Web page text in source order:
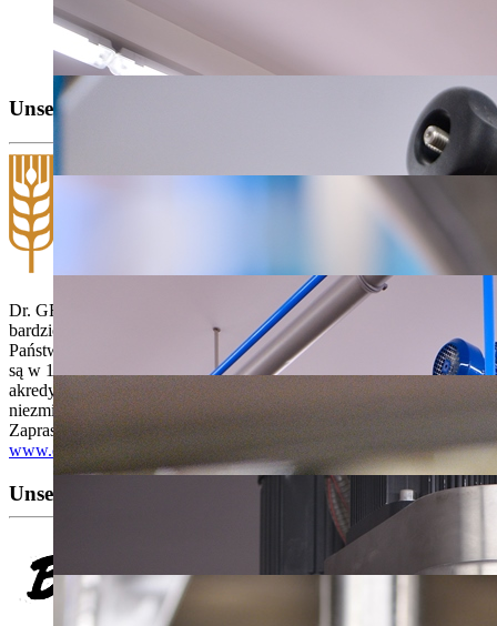
Unsere Marken:
Dr. GF został stworzony w trosce o ludzi borykających się z coraz
bardziej szerzącą się nietolerancją na gluten. Pragniemy zaoferować
Państwu wysokiej jakości linię produktów bezglutenowych, które
są w 100% bezpieczne - potwierdzają to stosowne badania w
akredytowanym laboratorium, co gwarantuje utrzymanie
niezmiennego, wysokiego poziomu jakości naszych produktów.
Zapraszamy do odwiedzin naszej strony internetowej
www.drgf.com.pl
Unsere Partner: